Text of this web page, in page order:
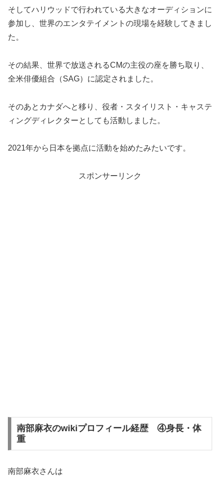
そしてハリウッドで行われている大きなオーディションに
参加し、世界のエンタテイメントの現場を経験してきまし
た。
その結果、世界で放送されるCMの主役の座を勝ち取り、
全米俳優組合（SAG）に認定されました。
そのあとカナダへと移り、役者・スタイリスト・キャステ
ィングディレクターとしても活動しました。
2021年から日本を拠点に活動を始めたみたいです。
スポンサーリンク
南部麻衣のwikiプロフィール経歴 ④身長・体
重
南部麻衣さんは